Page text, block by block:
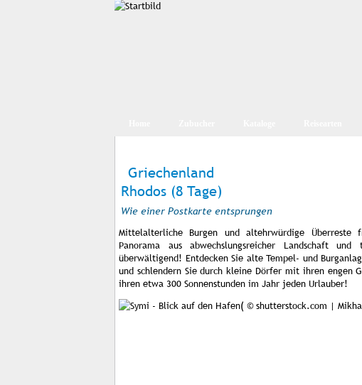
Griechenland
Rhodos (8 Tage)
Wie einer Postkarte entsprungen
Mittelalterliche Burgen und altehrwürdige
Panorama aus abwechslungsreicher Landschaft
überwältigend! Entdecken Sie alte Tempel- und
und schlendern Sie durch kleine Dörfer mit ihren engen
ihren etwa 300 Sonnenstunden im Jahr jeden Urlauber!